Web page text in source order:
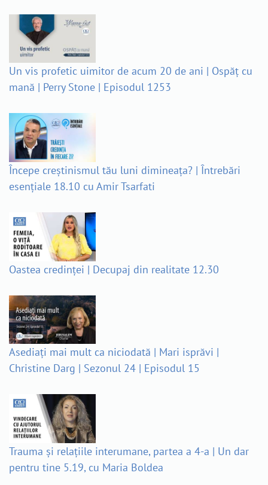
Un vis profetic uimitor de acum 20 de ani | Ospăț cu
mană | Perry Stone | Episodul 1253
Începe creștinismul tău luni dimineața? | Întrebări
esențiale 18.10 cu Amir Tsarfati
Oastea credinței | Decupaj din realitate 12.30
Asediați mai mult ca niciodată | Mari isprăvi |
Christine Darg | Sezonul 24 | Episodul 15
Trauma și relațiile interumane, partea a 4-a | Un dar
pentru tine 5.19, cu Maria Boldea